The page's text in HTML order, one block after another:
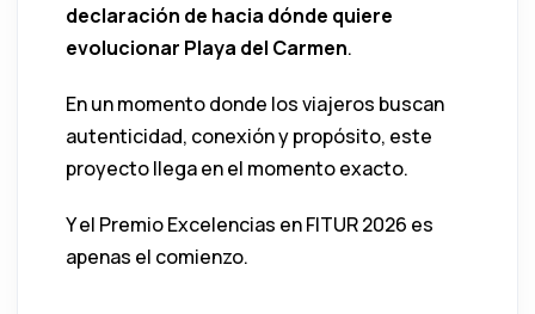
declaración de hacia dónde quiere
evolucionar Playa del Carmen.
En un momento donde los viajeros buscan
autenticidad, conexión y propósito, este
proyecto llega en el momento exacto.
Y el Premio Excelencias en FITUR 2026 es
apenas el comienzo.